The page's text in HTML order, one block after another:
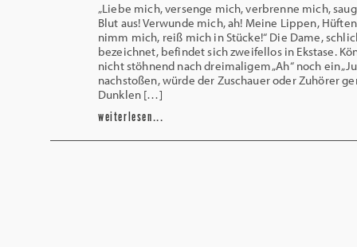
„Liebe mich, versenge mich, verbrenne mich,
Blut aus! Verwunde mich, ah! Meine Lippen,
nimm mich, reiß mich in Stücke!“ Die Dame,
bezeichnet, befindet sich zweifellos in Ekstase.
nicht stöhnend nach dreimaligem „Ah“ noch ein
nachstoßen, würde der Zuschauer oder Zuhörer
Dunklen […]
weiterlesen...